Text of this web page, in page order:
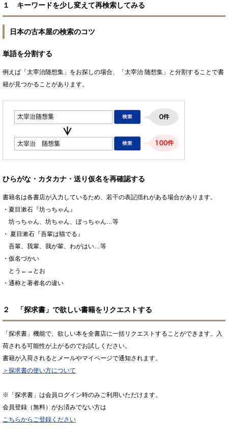
１ キーワードを少し変えて再検索してみる
日本の古本屋の検索のコツ
単語を分割する
例えば「太宰治随想集」をお探しの場合、「太宰治 随想集」と分割することで書
籍が見つかることがあります。
ひらがな・カタカナ・送り仮名を再確認する
書籍名は各書店が入力しているため、若干の表記揺れがある場合があります。
・夏目漱石『坊っちゃん』
坊っちゃん、坊ちゃん、ぼっちゃん…等
・ 夏目漱石『吾輩は猫でる』
吾輩、我輩、我が輩、わがはい…等
・仮名づかい
とう←→とお
・通称と著者名の違い
２ 「探求書」で欲しい書籍をリクエストする
「探求書」機能で、欲しい本を全書店に一括リクエストすることができます。入
荷される可能性が上がるのでお試しください。
書籍が入荷されるとメールやマイページで通知されます。
＞探求書の使い方について
※「探求書」は会員ログイン時のみご利用いただけます。
会員登録（無料）がお済みでない方は
こちらからご登録ください